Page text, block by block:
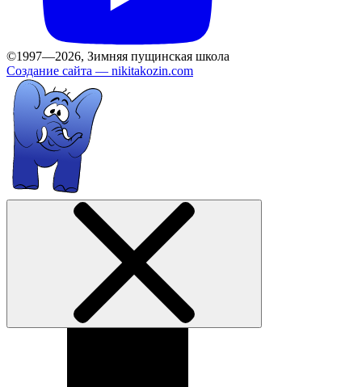
©1997—2026, Зимняя пущинская школа
Создание сайта — nikitakozin.com